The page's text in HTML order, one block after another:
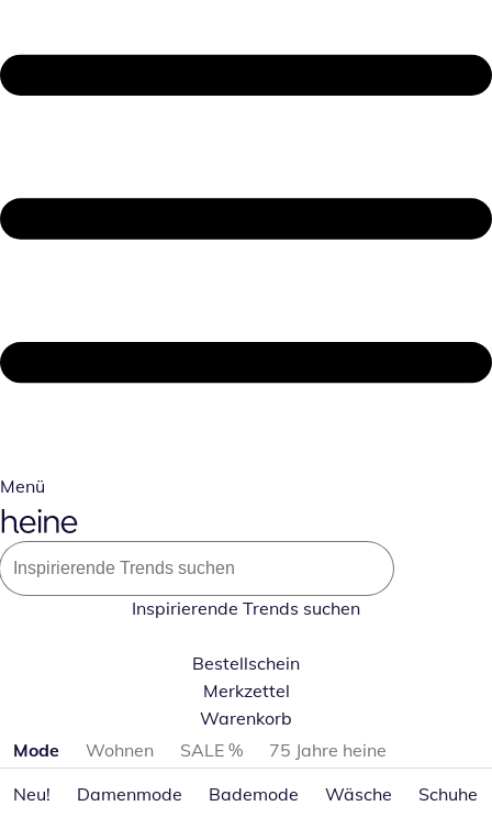
Menü
Inspirierende Trends suchen
Bestellschein
Merkzettel
Warenkorb
Produktkategorien überspringen
Mode Wohnen SALE %
75 Jahre heine
Neu!
Damenmode Bademode Wäsche Schuhe